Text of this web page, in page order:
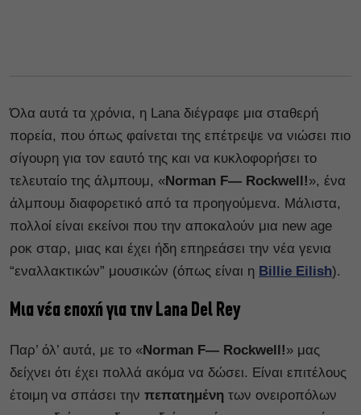
Όλα αυτά τα χρόνια, η Lana διέγραφε μια σταθερή
πορεία, που όπως φαίνεται της επέτρεψε να νιώσει πιο
σίγουρη για τον εαυτό της και να κυκλοφορήσει το
τελευταίο της άλμπουμ, «Norman F— Rockwell!», ένα
άλμπουμ διαφορετικό από τα προηγούμενα. Μάλιστα,
πολλοί είναι εκείνοι που την αποκαλούν μια new age
ροκ σταρ, μιας και έχει ήδη επηρεάσει την νέα γενια
“εναλλακτικών” μουσικών (όπως είναι η Billie Eilish).
Μια νέα εποχή για την Lana Del Rey
Παρ’ όλ’ αυτά, με το «Norman F— Rockwell!» μας
δείχνει ότι έχει πολλά ακόμα να δώσει. Eίναι επιτέλους
έτοιμη να σπάσει την πεπατημένη των ονειροπόλων